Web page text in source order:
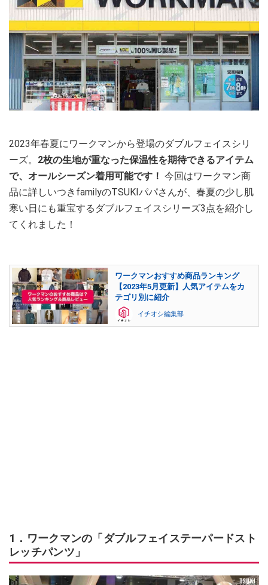
2023年春夏にワークマンから登場のダブルフェイスシリ
ーズ。 2枚の生地が重なった保温性を期待できるアイテム
で、オールシーズン着用可能です！ 今回はワークマン商
品に詳しいつきfamilyのTSUKIパパさんが、春夏の少し肌
寒い日にも重宝するダブルフェイスシリーズ3点を紹介し
てくれました！
ワークマンおすすめ商品ランキング
【2023年5月更新】人気アイテムをカ
テゴリ別に紹介
イチオシ編集部
1．ワークマンの「ダブルフェイステーパードスト
レッチパンツ」